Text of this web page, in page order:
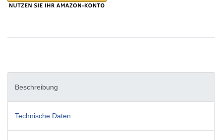
Beschreibung
Technische Daten